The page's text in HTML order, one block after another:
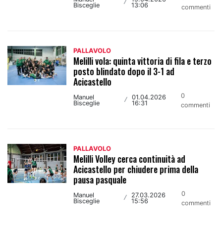
Bisceglie
/
13:06
commenti
PALLAVOLO
Melilli vola: quinta vittoria di fila e terzo
posto blindato dopo il 3-1 ad
Acicastello
Manuel
Bisceglie
/
01.04.2026
16:31
0
commenti
PALLAVOLO
Melilli Volley cerca continuità ad
Acicastello per chiudere prima della
pausa pasquale
Manuel
Bisceglie
/
27.03.2026
15:56
0
commenti